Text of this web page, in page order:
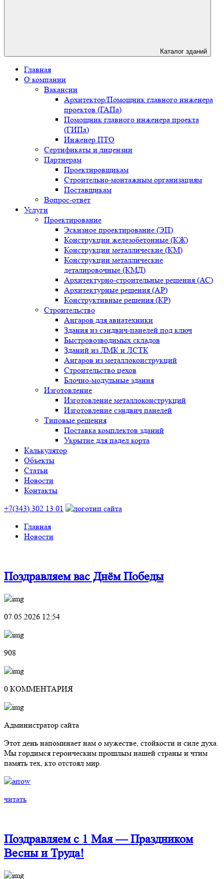
Каталог зданий
Главная
О компании
Вакансии
Архитектор/Помощник главного инженера
проектов (ГАПа)
Помощник главного инженера проекта
(ГИПа)
Инженер ПТО
Сертификаты и лицензии
Партнерам
Проектировщикам
Строительно-монтажным организациям
Поставщикам
Вопрос-ответ
Услуги
Проектирование
Эскизное проектирование (ЭП)
Конструкции железобетонные (КЖ)
Конструкции металлические (КМ)
Конструкции металлические
деталировочные (КМД)
Архитектурно-строительные решения (АС)
Архитектурные решения (АР)
Конструктивные решения (КР)
Строительство
Ангаров для авиатехники
Здания из сэндвич-панелей под ключ
Быстровозводимых складов
Зданий из ЛМК и ЛСТК
Ангаров из металлоконструкций
Строительство цехов
Блочно-модульные здания
Изготовление
Изготовление металлоконструкций
Изготовление сэндвич панелей
Типовые решения
Поставка комплектов зданий
Укрытие для падел корта
Калькулятор
Объекты
Статьи
Новости
Контакты
+7(343) 302 13 01
Главная
Новости
Поздравляем вас Днём Победы
07.05.2026 12:54
908
0 КОММЕНТАРИЯ
Администратор сайта
Этот день напоминает нам о мужестве, стойкости и силе духа.
Мы гордимся героическим прошлым нашей страны и чтим
память тех, кто отстоял мир.
читать
Поздравляем с 1 Мая — Праздником
Весны и Труда!